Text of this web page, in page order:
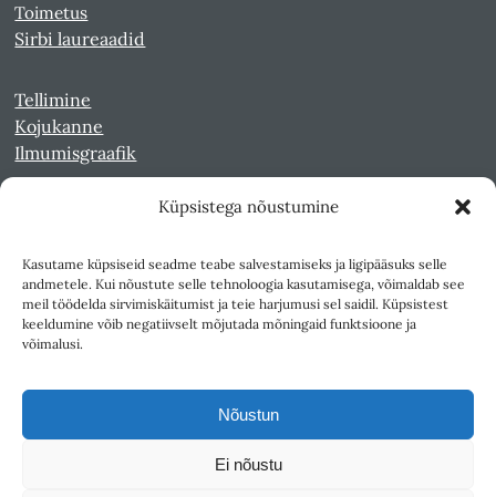
Küpsistega nõustumine
Kasutame küpsiseid seadme teabe salvestamiseks ja ligipääsuks selle
andmetele. Kui nõustute selle tehnoloogia kasutamisega, võimaldab see
meil töödelda sirvimiskäitumist ja teie harjumusi sel saidil. Küpsistest
keeldumine võib negatiivselt mõjutada mõningaid funktsioone ja
võimalusi.
Nõustun
Ei nõustu
Toimetus
Sirbi laureaadid
Tellimine
Kojukanne
Ilmumisgraafik
Kultuurileht 1994-1997
Reede 1989-1990
Sirp ja Vasar 1940-1989
Teksti- ja andmekaeve